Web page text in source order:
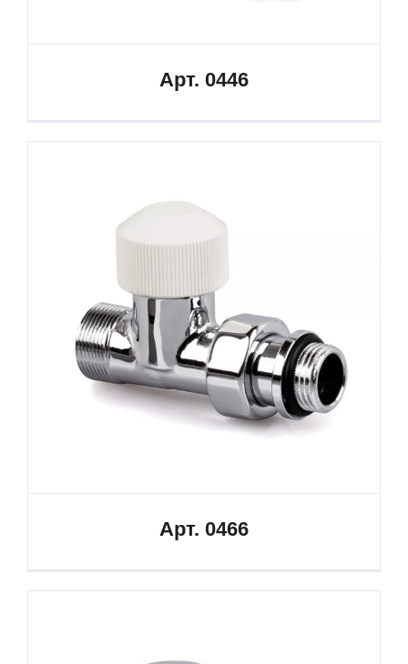
Арт. 0446
Арт. 0466